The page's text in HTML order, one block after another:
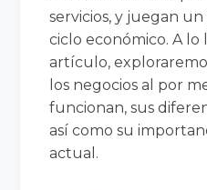
servicios, y juegan
ciclo económico. A lo
artículo,
los negocios al por
funcionan, sus
así como su
actual.